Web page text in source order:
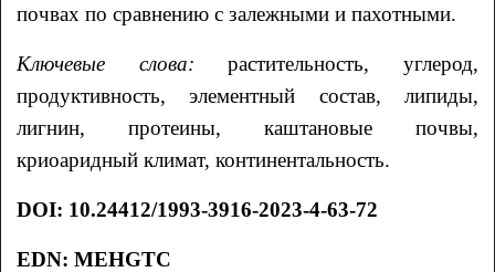
почвах по сравнению с залежными и пахотными.
Ключевые слова: растительность, углерод,
продуктивность, элементный состав, липиды,
лигнин, протеины, каштановые почвы,
криоаридный климат, континентальность.
DOI: 10.24412/1993-3916-2023-4-63-72
EDN: MEHGTC